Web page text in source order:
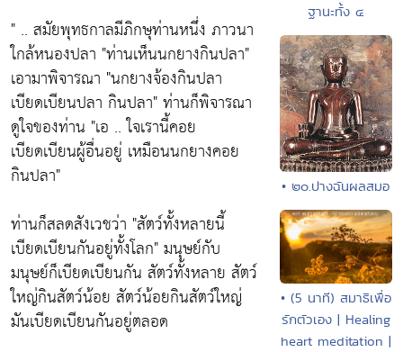
" .. สมัยพุทธกาลมีภิกษุท่านหนึ่ง ภาวนา
ใกล้หนองปลา "ท่านเห็นนกยางกินปลา"
เอามาพิจารณา "นกยางจ้องกินปลา
เบียดเบียนปลา กินปลา"ท่านก็พิจารณา
ดูใจของท่าน "เอ .. ใจเรานี้คอย
เบียดเบียนผู้อื่นอยู่ เหมือนนกยางคอย
กินปลา"
ท่านก็สลดสังเวชว่า "สัตว์ทั้งหลายนี้
เบียดเบียนกันอยู่ทั้งโลก"มนุษย์กับ
มนุษย์ก็เบียดเบียนกัน สัตว์ทั้งหลาย สัตว์
ใหญ่กินสัตว์น้อย สัตว์น้อยกินสัตว์ใหญ่
มันเบียดเบียนกันอยู่ตลอด
ฐานะทั้ง ๔
• ๒๐.ปางฉันผลสมอ
• (5 นาที) สมาธิเพื่อ
รักตัวเอง | Healing
heart meditation |